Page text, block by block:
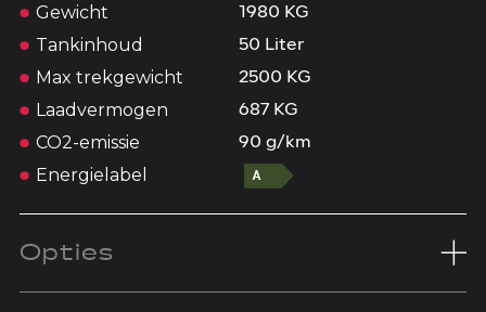
Gewicht 1980 KG
Tankinhoud 50 Liter
Max trekgewicht 2500 KG
Laadvermogen 687 KG
CO2-emissie 90 g/km
Energielabel
Opties